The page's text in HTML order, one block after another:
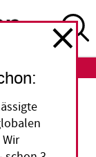
ABO
Erde